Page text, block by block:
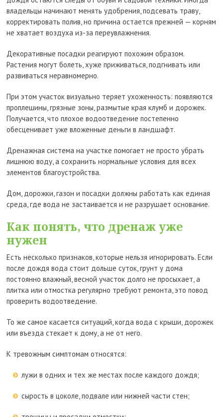
владельцы начинают менять удобрения, подсевать траву,
корректировать полив, но причина остается прежней — корням
не хватает воздуха из-за переувлажнения.
Декоративные посадки реагируют похожим образом.
Растения могут болеть, хуже приживаться, подгнивать или
развиваться неравномерно.
При этом участок визуально теряет ухоженность: появляются
проплешины, грязные зоны, размытые края клумб и дорожек.
Получается, что плохое водоотведение постепенно
обесценивает уже вложенные деньги в ландшафт.
Дренажная система на участке помогает не просто убрать
лишнюю воду, а сохранить нормальные условия для всех
элементов благоустройства.
Дом, дорожки, газон и посадки должны работать как единая
среда, где вода не застаивается и не разрушает основание.
Как понять, что дренаж уже
нужен
Есть несколько признаков, которые нельзя игнорировать. Если
после дождя вода стоит дольше суток, грунт у дома
постоянно влажный, весной участок долго не просыхает, а
плитка или отмостка регулярно требуют ремонта, это повод
проверить водоотведение.
То же самое касается ситуаций, когда вода с крыши, дорожек
или въезда стекает к дому, а не от него.
К тревожным симптомам относятся:
лужи в одних и тех же местах после каждого дождя;
сырость в цоколе, подвале или нижней части стен;